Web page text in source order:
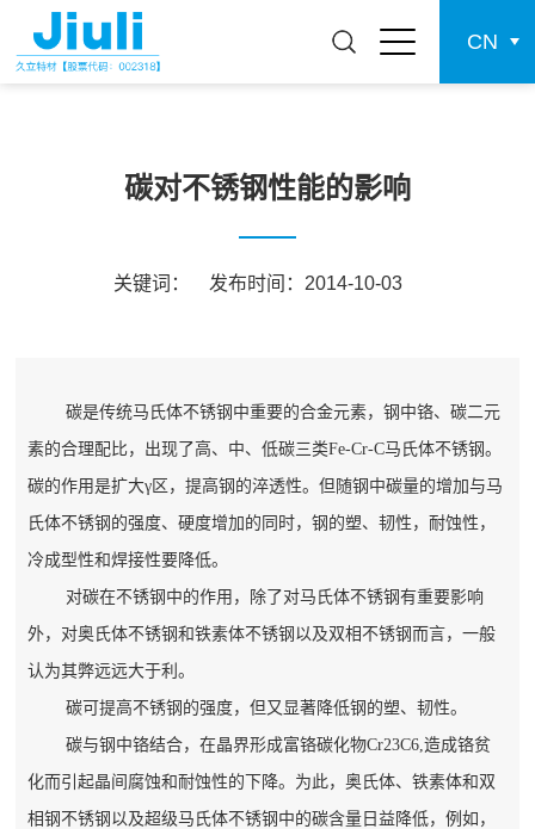
CN
碳对不锈钢性能的影响
关键词： 发布时间：2014-10-03
碳是传统马氏体不锈钢中重要的合金元素，钢中铬、碳二元
素的合理配比，出现了高、中、低碳三类Fe-Cr-C马氏体不锈钢。
碳的作用是扩大γ区，提高钢的淬透性。但随钢中碳量的增加与马
氏体不锈钢的强度、硬度增加的同时，钢的塑、韧性，耐蚀性，
冷成型性和焊接性要降低。
对碳在不锈钢中的作用，除了对马氏体不锈钢有重要影响
外，对奥氏体不锈钢和铁素体不锈钢以及双相不锈钢而言，一般
认为其弊远远大于利。
碳可提高不锈钢的强度，但又显著降低钢的塑、韧性。
碳与钢中铬结合，在晶界形成富铬碳化物Cr23C6,造成铬贫
化而引起晶间腐蚀和耐蚀性的下降。为此，奥氏体、铁素体和双
相钢不锈钢以及超级马氏体不锈钢中的碳含量日益降低，例如，